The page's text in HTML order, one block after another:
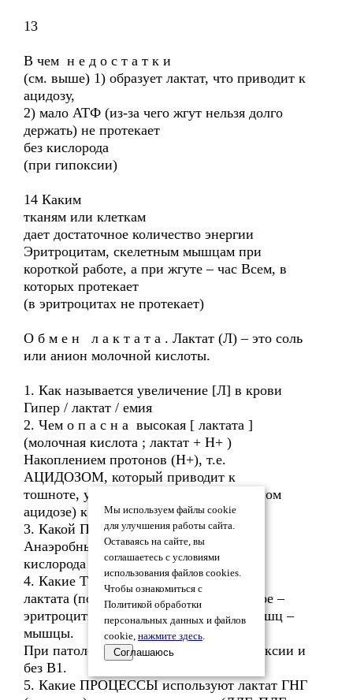
13
В чем н е д о с т а т к и
(см. выше) 1) образует лактат, что приводит к
ацидозу,
2) мало АТФ (из-за чего жгут нельзя долго
держать) не протекает
без кислорода
(при гипоксии)
14 Каким
тканям или клеткам
дает достаточное количество энергии
Эритроцитам, скелетным мышцам при
короткой работе, а при жгуте – час Всем, в
которых протекает
(в эритроцитах не протекает)
О б м е н л а к т а т а . Лактат (Л) – это соль
или анион молочной кислоты.
1. Как называется увеличение [Л] в крови
Гипер / лактат / емия
2. Чем о п а с н а высокая [ лактата ]
(молочная кислота ; лактат + Н+ )
Накоплением протонов (Н+), т.е.
АЦИДОЗОМ, который приводит к
тошноте, усталости и (при очень сильном
ацидозе) к коме
3. Какой ПРОЦЕСС образует лактат
Анаэробный гликолиз (при дефиците
кислорода и в ЭЦ)
4. Какие ТКАНИ являются источником
лактата (поступающего в кровь) В покое –
эритроциты. При работе скелетных мышц –
мышцы.
При патологии – любая ткань при гипоксии и
без В1.
5. Какие ПРОЦЕССЫ используют лактат ГНГ
Мы используем файлы cookie
для улучшения работы сайта.
Оставаясь на сайте, вы
соглашаетесь с условиями
использования файлов cookies.
Чтобы ознакомиться с
Политикой обработки
персональных данных и файлов
cookie, нажмите здесь.
Соглашаюсь